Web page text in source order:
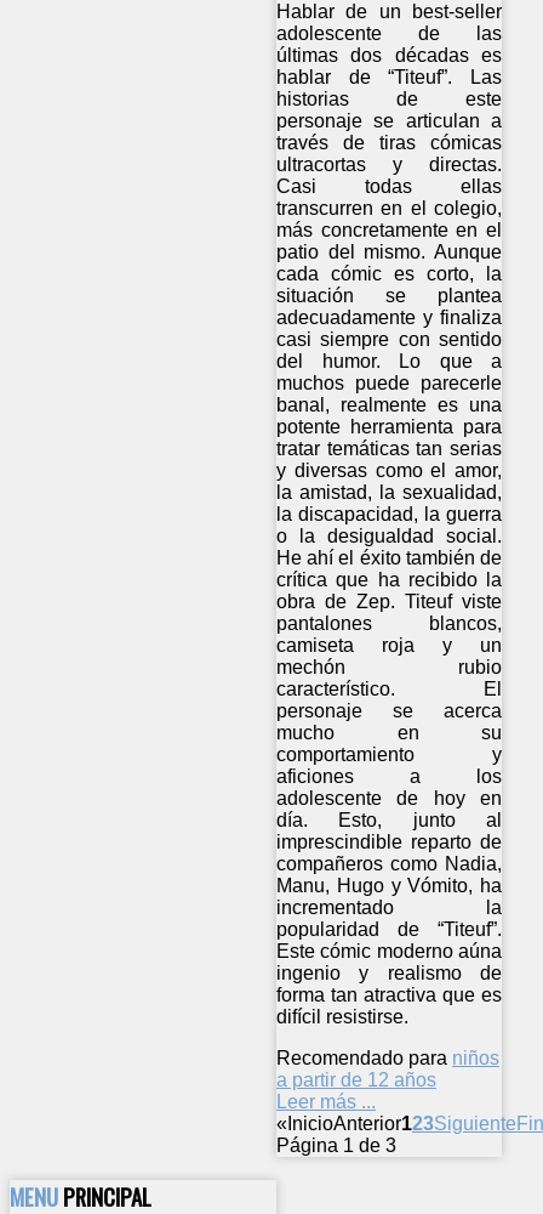
Hablar de un best-seller
adolescente de las
últimas dos décadas es
hablar de “Titeuf”. Las
historias de este
personaje se articulan a
través de tiras cómicas
ultracortas y directas.
Casi todas ellas
transcurren en el colegio,
más concretamente en el
patio del mismo. Aunque
cada cómic es corto, la
situación se plantea
adecuadamente y finaliza
casi siempre con sentido
del humor. Lo que a
muchos puede parecerle
banal, realmente es una
potente herramienta para
tratar temáticas tan serias
y diversas como el amor,
la amistad, la sexualidad,
la discapacidad, la guerra
o la desigualdad social.
He ahí el éxito también de
crítica que ha recibido la
obra de Zep. Titeuf viste
pantalones blancos,
camiseta roja y un
mechón rubio
característico. El
personaje se acerca
mucho en su
comportamiento y
aficiones a los
adolescente de hoy en
día. Esto, junto al
imprescindible reparto de
compañeros como Nadia,
Manu, Hugo y Vómito, ha
incrementado la
popularidad de “Titeuf”.
Este cómic moderno aúna
ingenio y realismo de
forma tan atractiva que es
difícil resistirse.
Recomendado para niños
a partir de 12 años
Leer más ...
« InicioAnterior123Siguiente
Página 1 de 3
MENUPRINCIPAL